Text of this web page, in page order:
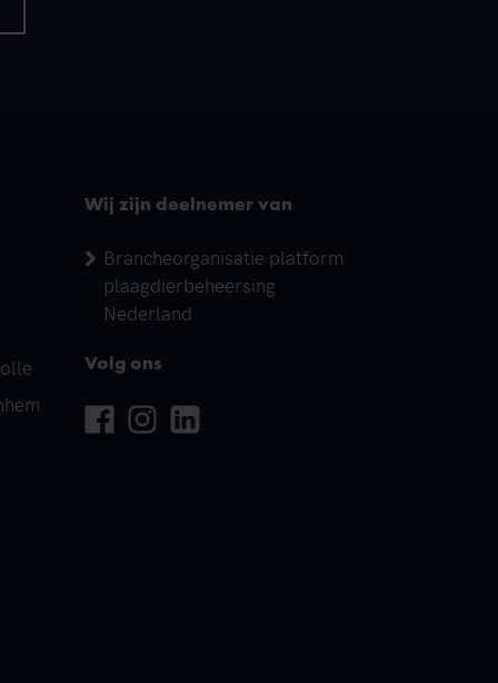
Wij zijn deelnemer van
Brancheorganisatie platform
plaagdierbeheersing
Nederland
Volg ons
Facebook
InstagramLinkedin